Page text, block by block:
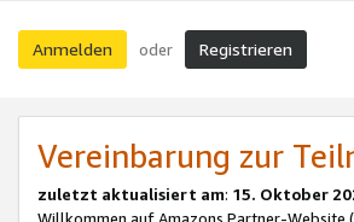
Anmelden oder Registrieren
Vereinbarung zur
zuletzt aktualisiert am: 15. Oktober